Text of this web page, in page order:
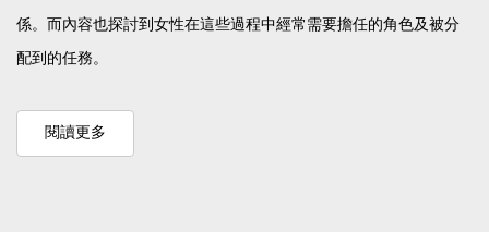
係。而內容也探討到女性在這些過程中經常需要擔任的角色及被分
配到的任務。
閱讀更多